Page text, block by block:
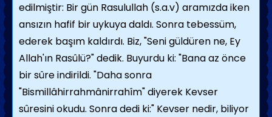
edilmiştir: Bir gün Rasulullah (s.a.v) aramızda iken
ansızın hafif bir uykuya daldı. Sonra tebessüm,
ederek başım kaldırdı. Biz, "Seni güldüren ne, Ey
Allah'ın Rasûlü?" dedik. Buyurdu ki: "Bana az önce
bir sûre indirildi. "Daha sonra
"Bismillâhirrahmânirrahîm" diyerek Kevser
sûresini okudu. Sonra dedi ki:" Kevser nedir, biliyor